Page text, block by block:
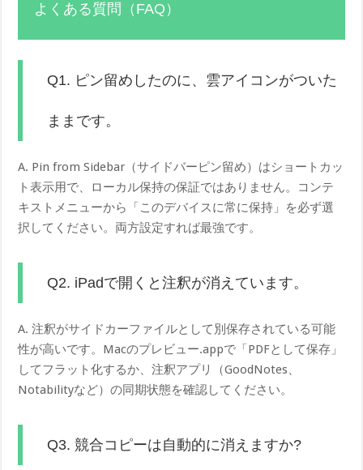
よくある質問（FAQ）
Q1. ピン留めしたのに、雲アイコンがついた
ままです。
A. Pin from Sidebar（サイドバーピン留め）はショートカッ
ト表示用で、ローカル保持の保証ではありません。コンテ
キストメニューから「このデバイスに常に保持」を必ず選
択してください。両方設定すれば最強です。
Q2. iPadで開くと注釈が消えています。
A. 注釈がサイドカーファイルとして別保存されている可能
性が高いです。Macのプレビュー.appで「PDFとして保存」
してフラット化するか、注釈アプリ（GoodNotes、
Notabilityなど）の同期状態を確認してください。
Q3. 競合コピーは自動的に消えますか?